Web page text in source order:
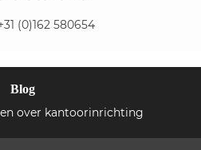
(0)162 580654
Blog
over kantoorinrichting